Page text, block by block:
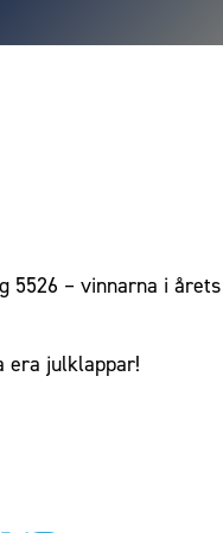
5526 – vinnarna i
era julklappar!